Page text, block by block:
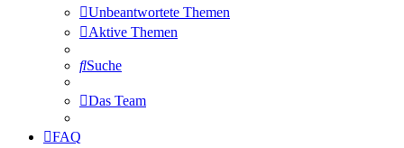
Unbeantwortete Themen
Aktive Themen
Suche
Das Team
FAQ